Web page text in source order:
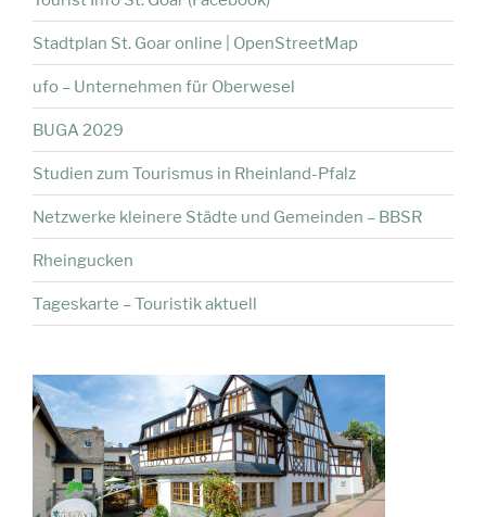
Stadtplan St. Goar online | OpenStreetMap
ufo – Unternehmen für Oberwesel
BUGA 2029
Studien zum Tourismus in Rheinland-Pfalz
Netzwerke kleinere Städte und Gemeinden – BBSR
Rheingucken
Tageskarte – Touristik aktuell